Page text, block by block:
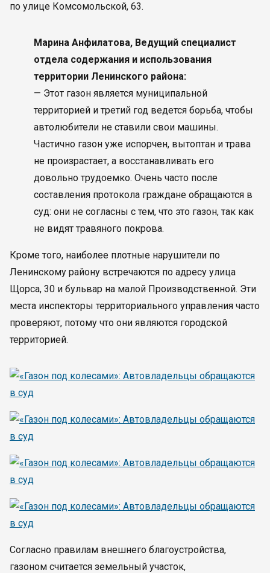
по улице Комсомольской, 63.
Марина Анфилатова, Ведущий специалист
отдела содержания и использования
территории Ленинского района:
— Этот газон является муниципальной
территорией и третий год ведется борьба, чтобы
автолюбители не ставили свои машины.
Частично газон уже испорчен, вытоптан и трава
не произрастает, а восстанавливать его
довольно трудоемко. Очень часто после
составления протокола граждане обращаются в
суд: они не согласны с тем, что это газон, так как
не видят травяного покрова.
Кроме того, наиболее плотные нарушители по
Ленинскому району встречаются по адресу улица
Щорса, 30 и бульвар на малой Производственной. Эти
места инспекторы территориального управления часто
проверяют, потому что они являются городской
территорией.
Согласно правилам внешнего благоустройства,
газоном считается земельный участок,